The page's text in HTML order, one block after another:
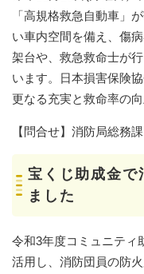
「高規格救急自動車」
い車内空間を備え、傷
架台や、救急救命士が
います。日本損害保険
更なる充実と救命率の向
【問合せ】消防局総務
宝くじ助成金で
ました
令和3年度コミュニティ
活用し、消防団員の防